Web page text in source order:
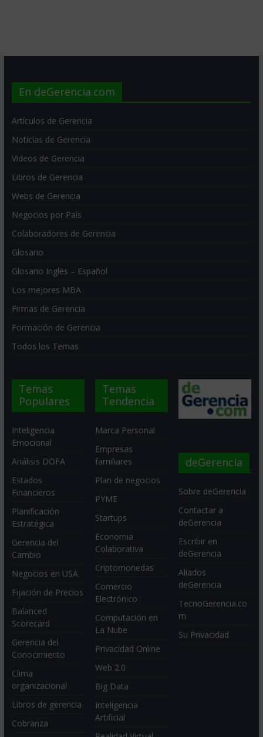
En deGerencia.com
Artículos de Gerencia
Noticias de Gerencia
Videos de Gerencia
Libros de Gerencia
Webs de Gerencia
Negocios por País
Colaboradores de Gerencia
Glosario
Glosario Inglés – Español
Los mejores MBA
Firmas de Gerencia
Formación de Gerencia
Todos los Temas
Temas
Populares
Inteligencia
Emocional
Análisis DOFA
Estados
Financieros
Planificación
Estratégica
Gerencia del
Cambio
Negocios en USA
Fijación de Precios
Balanced
Scorecard
Gerencia del
Conocimiento
Clima
organizacional
Libros de gerencia
Cobranza
Temas
Tendencia
Marca Personal
Empresas
familiares
Plan de negocios
PYME
Startups
Economia
Colaborativa
Criptomonedas
Comercio
Electrónico
Computación en
La Nube
Privacidad Online
Web 2.0
Big Data
Inteligencia
Artificial
deGerencia
Sobre deGerencia
Contactar a
deGerencia
Escribir en
deGerencia
Aliados
deGerencia
TecnoGerencia.co
m
Su Privacidad